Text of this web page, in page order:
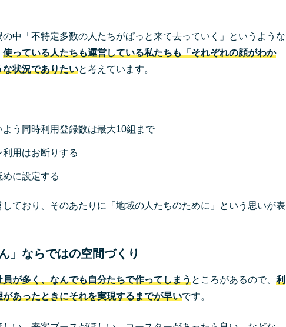
中「不特定多数の人たちがぱっと来て去っていく」というような
使っている人たちも運営している私たちも「それぞれの顔がわか
状況でありたいと考えています。
よう同時利用登録数は最大10組まで
利用はお断りする
めに設定する
しており、そのあたりに「地域の人たちのために」という思いが表
」ならではの空間づくり
が多く、なんでも自分たちで作ってしまうところがあるので、 利
あったときにそれを実現するまでが早いです。